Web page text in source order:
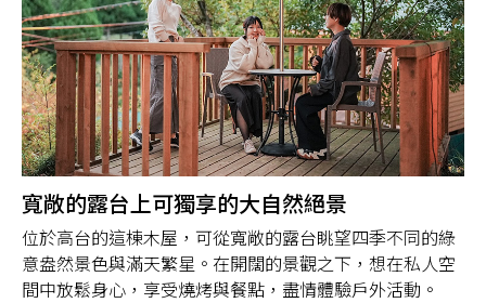
寬敞的露台上可獨享的大自然絕景
位於高台的這棟木屋，可從寬敞的露台眺望四季不同的綠
意盎然景色與滿天繁星。在開闊的景觀之下，想在私人空
間中放鬆身心，享受燒烤與餐點，盡情體驗戶外活動。